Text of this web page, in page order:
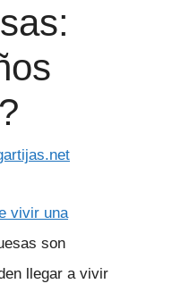
vivir una
son
llegar a vivir